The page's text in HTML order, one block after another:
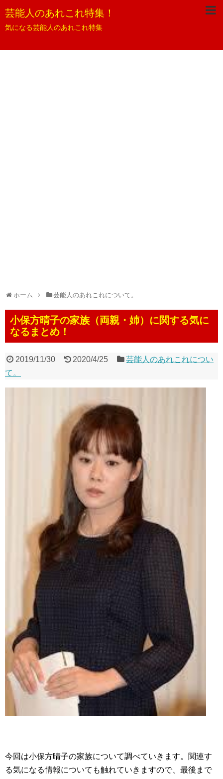
芸能人のあれこれ特集！
気になる芸能人のあれこれ特集
ホーム 芸能人のあれこれについて。
小保方晴子の家族（両親・姉）に関する気に
なるまとめ！
2019/11/30 2020/4/25
芸能人のあれこれについ
て。
今回は小保方晴子の家族について調べていきます。関連す
る気になる情報についても触れていきますので、最後まで